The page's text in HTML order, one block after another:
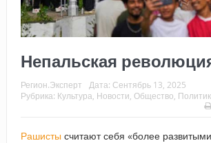
Непальская
Регион.Эксперт Дата: Сентябрь 13, 2025
Рубрика: Культура Новости Общество
Рашисты считают себя «более